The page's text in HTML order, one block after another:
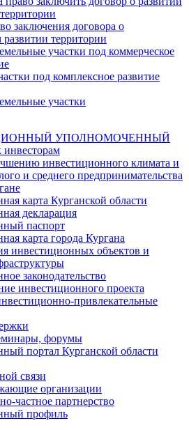
заключения договора о
территории
участки под коммерческое
под комплексное развитие
участки
УПОЛНОМОЧЕННЫЙ
инвестиционного климата и
и среднего предпринимательства
карта Курганской области
декларация
паспорт
карта города Кургана
инвестиционных объектов и
законодательство
инвестиционного проекта
привлекательные
форумы
портал Курганской области
связи
организации
частное партнерство
профиль